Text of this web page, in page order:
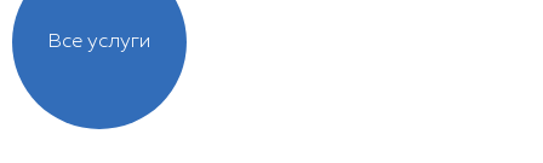
Все услуги